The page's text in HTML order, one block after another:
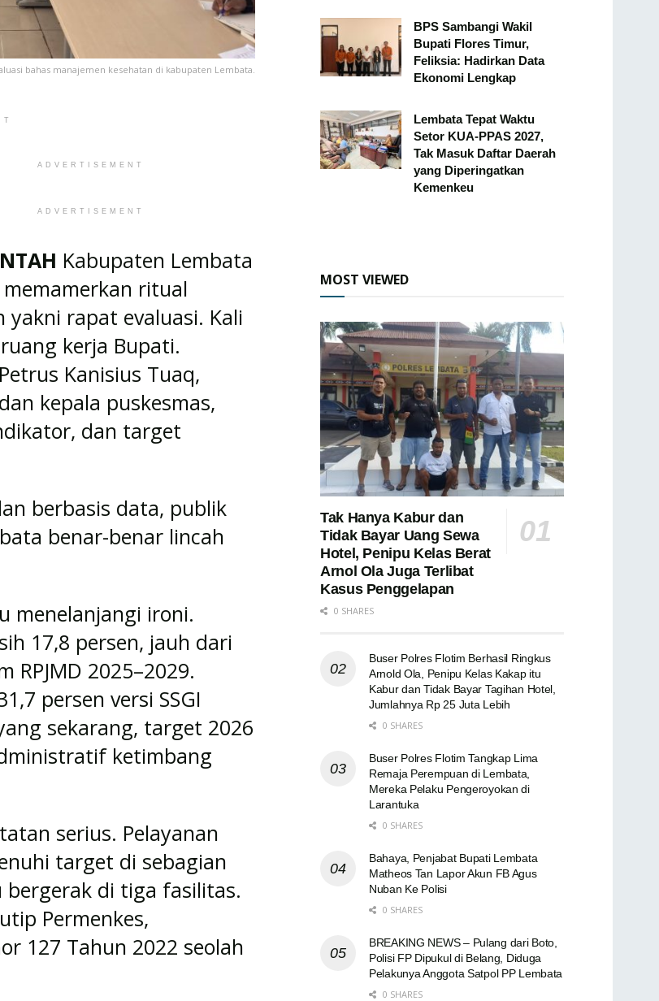
bahas manajemen kesehatan di kabupaten Lembata.
ADVERTISEMENT
ADVERTISEMENT
Kabupaten Lembata
ritual
yakni rapat evaluasi. Kali
kerja Bupati.
Kanisius Tuaq,
kepala puskesmas,
dan target
berbasis data, publik
benar-benar lincah
menelanjangi ironi.
17,8 persen, jauh dari
2025–2029.
persen versi SSGI
sekarang, target 2026
ketimbang
serius. Pelayanan
target di sebagian
bergerak di tiga fasilitas.
Permenkes,
127 Tahun 2022 seolah
BPS Sambangi Wakil
Bupati Flores Timur,
Feliksia: Hadirkan Data
Ekonomi Lengkap
Lembata Tepat Waktu
Setor KUA-PPAS 2027,
Tak Masuk Daftar Daerah
yang Diperingatkan
Kemenkeu
MOST VIEWED
Tak Hanya Kabur dan
Tidak Bayar Uang Sewa
Hotel, Penipu Kelas Berat
Arnol Ola Juga Terlibat
Kasus Penggelapan
0 SHARES
Buser Polres Flotim Berhasil Ringkus
Arnold Ola, Penipu Kelas Kakap itu
Kabur dan Tidak Bayar Tagihan Hotel,
Jumlahnya Rp 25 Juta Lebih
0 SHARES
Buser Polres Flotim Tangkap Lima
Remaja Perempuan di Lembata,
Mereka Pelaku Pengeroyokan di
Larantuka
0 SHARES
Bahaya, Penjabat Bupati Lembata
Matheos Tan Lapor Akun FB Agus
Nuban Ke Polisi
0 SHARES
BREAKING NEWS – Pulang dari Boto,
Polisi FP Dipukul di Belang, Diduga
Pelakunya Anggota Satpol PP Lembata
0 SHARES